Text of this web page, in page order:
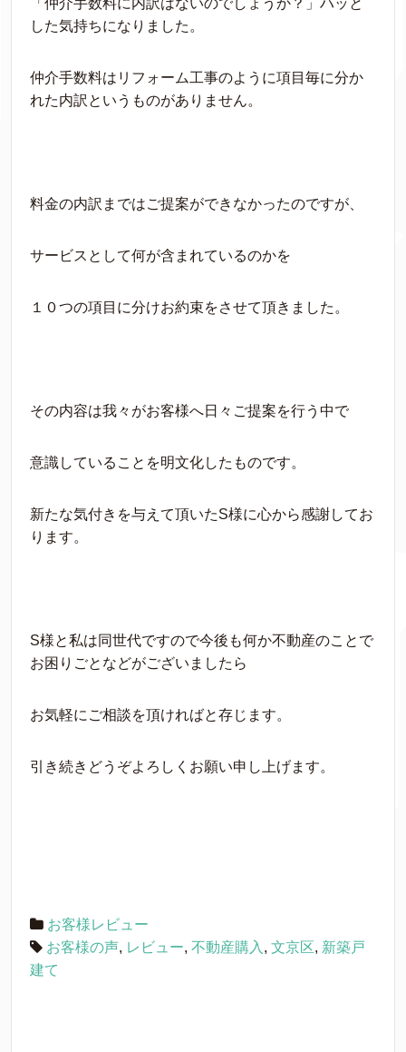
「仲介手数料に内訳はないのでしょうか？」ハッと
した気持ちになりました。
仲介手数料はリフォーム工事のように項目毎に分か
れた内訳というものがありません。
料金の内訳まではご提案ができなかったのですが、
サービスとして何が含まれているのかを
１０つの項目に分けお約束をさせて頂きました。
その内容は我々がお客様へ日々ご提案を行う中で
意識していることを明文化したものです。
新たな気付きを与えて頂いたS様に心から感謝してお
ります。
S様と私は同世代ですので今後も何か不動産のことで
お困りごとなどがございましたら
お気軽にご相談を頂ければと存じます。
引き続きどうぞよろしくお願い申し上げます。
お客様レビュー
お客様の声, レビュー, 不動産購入, 文京区, 新築戸
建て